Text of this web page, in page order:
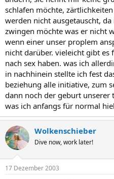
schlafen möchte,
werden nicht ausgetauscht,
zwingen möchte was er nicht
wenn einer unser proplem
nicht darüber. vieleicht gibt es
nach sex haben. was ich
in nachhinein stellte ich fest
beziehung alle initiative, zum
dann noch der geburt unserer
was ich anfangs für normal
Wolkenschieber
Dive now, work later!
17 Dezember 2003